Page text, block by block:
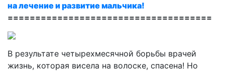
на лечение и развитие мальчика!
=====================================
В результате четырехмесячной борьбы врачей
жизнь, которая висела на волоске, спасена! Но